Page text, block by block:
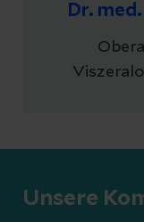
Dr.
Unsere